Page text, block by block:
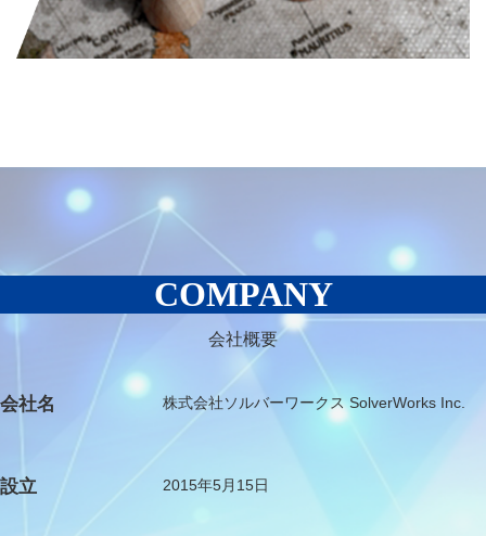
COMPANY
会社概要
会社名 株式会社ソルバーワークス SolverWorks Inc.
設立 2015年5月15日